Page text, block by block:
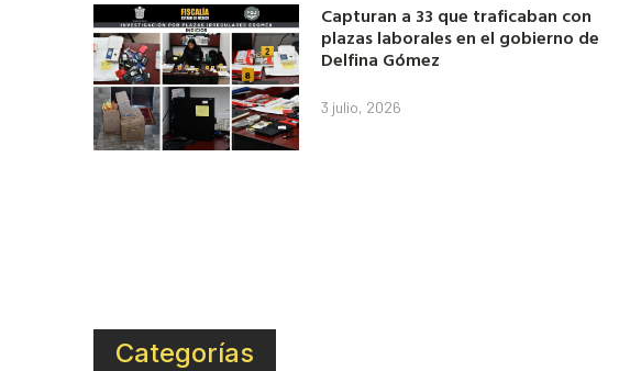
Capturan a 33 que traficaban con
plazas laborales en el gobierno de
Delfina Gómez
3 julio, 2026
Categorías